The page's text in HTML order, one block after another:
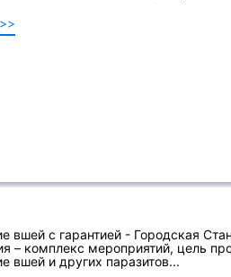
вшей с гарантией - Городская
– комплекс мероприятий, цель
вшей и других паразитов...